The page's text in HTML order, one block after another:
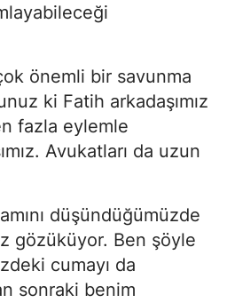
önemli bir savunma
ki Fatih arkadaşımız
fazla eylemle
Avukatları da uzun
düşündüğümüzde
gözüküyor. Ben şöyle
cumayı da
sonraki benim